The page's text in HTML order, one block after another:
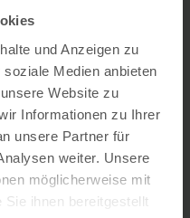
und Anzeigen zu
Medien anbieten
Website zu
Informationen zu Ihrer
unsere Partner für
weiter. Unsere
möglicherweise mit
ihnen bereitgestellt